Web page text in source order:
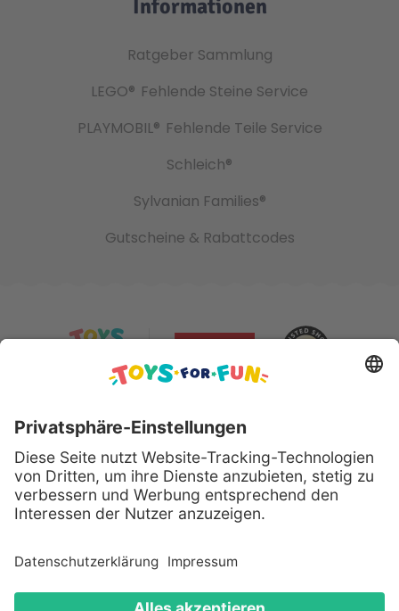
Informationen
Ratgeber Sammlung
LEGO® Fehlende Steine Service
PLAYMOBIL® Fehlende Teile Service
Schleich®
Sylvanian Families®
Gutscheine & Rabattcodes
Sicher bezahlen mit:
Alle genannten Produkte und Logos sind eingetragene
Warenzeichen der jeweiligen Hersteller.